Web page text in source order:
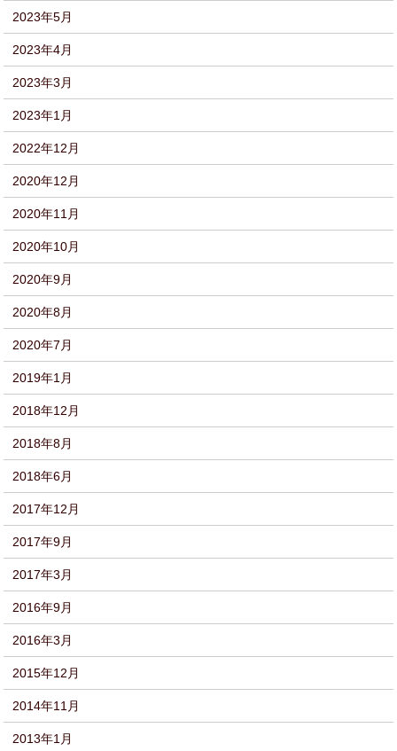
2023年5月
2023年4月
2023年3月
2023年1月
2022年12月
2020年12月
2020年11月
2020年10月
2020年9月
2020年8月
2020年7月
2019年1月
2018年12月
2018年8月
2018年6月
2017年12月
2017年9月
2017年3月
2016年9月
2016年3月
2015年12月
2014年11月
2013年1月